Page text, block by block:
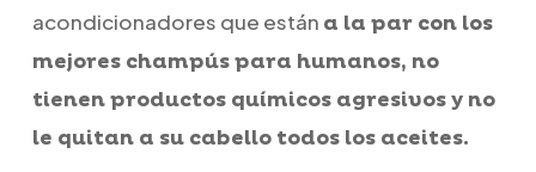
acondicionadores que están a la par con los
mejores champús para humanos, no
tienen productos químicos agresivos y no
le quitan a su cabello todos los aceites.